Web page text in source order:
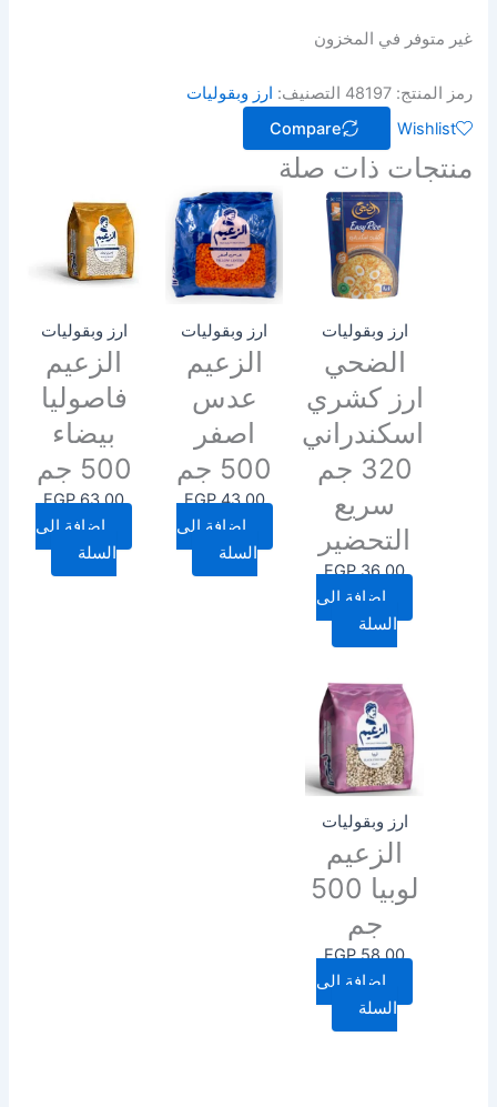
غير متوفر في المخزون
رمز المنتج:48197 التصنيف: ارز وبقوليات
Wishlist
Compare
منتجات ذات صلة
ارز وبقوليات
الضحي
ارز كشري
اسكندراني
320 جم
سريع
التحضير
EGP36.00
إضافة إلى
السلة
ارز وبقوليات
الزعيم
عدس
اصفر
500 جم
EGP43.00
إضافة إلى
السلة
ارز وبقوليات
الزعيم
فاصوليا
بيضاء
500 جم
EGP63.00
إضافة إلى
السلة
ارز وبقوليات
الزعيم
لوبيا 500
جم
EGP58.00
إضافة إلى
السلة